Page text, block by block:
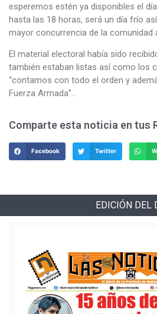
esperemos estén ya disponibles el
hasta las 18 horas, será un día frío
mayor concurrencia de la comunidad
El material electoral había sido
también estaban listas así como los
“contamos con todo el orden y
Fuerza Armada”..
Comparte esta noticia en tus
Facebook Twitter
EDICIÓN DEL